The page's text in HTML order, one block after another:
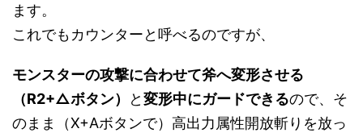
ます。
これでもカウンターと呼べるのですが、
モンスターの攻撃に合わせて斧へ変形させる
（R2+△ボタン）
と変形中にガードできるので、そ
のまま（X+Aボタンで）高出力属性開放斬りを放っ